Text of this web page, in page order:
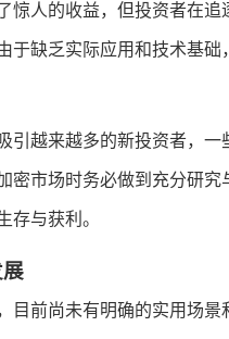
惊人的收益，但投资者在
于缺乏实际应用和技术基
引越来越多的新投资者，
密市场时务必做到充分研
存与获利。
目前尚未有明确的实用场